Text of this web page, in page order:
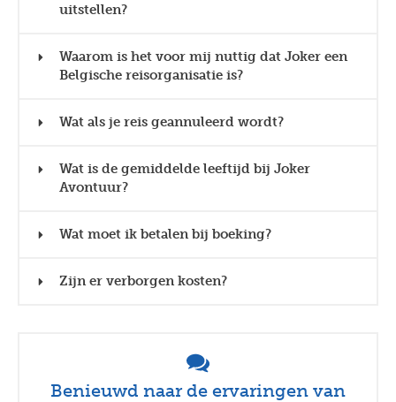
uitstellen?
Waarom is het voor mij nuttig dat Joker een
Belgische reisorganisatie is?
Wat als je reis geannuleerd wordt?
Wat is de gemiddelde leeftijd bij Joker
Avontuur?
Wat moet ik betalen bij boeking?
Zijn er verborgen kosten?
Benieuwd naar de ervaringen van